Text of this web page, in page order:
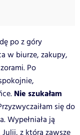
po z góry
w biurze, zakupy,
Po
Nie szukałam
się do
Wypełniała ją